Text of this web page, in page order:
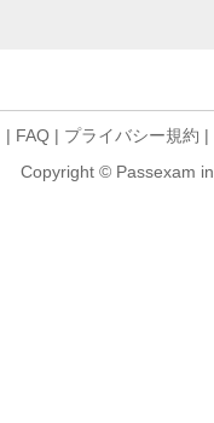
| FAQ | プライバシー規約 |
Copyright © Passexam